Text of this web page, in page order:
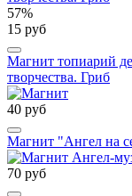
57%
15 руб
Магнит топиарий
творчества. Гриб
40 руб
Магнит "Ангел на
70 руб